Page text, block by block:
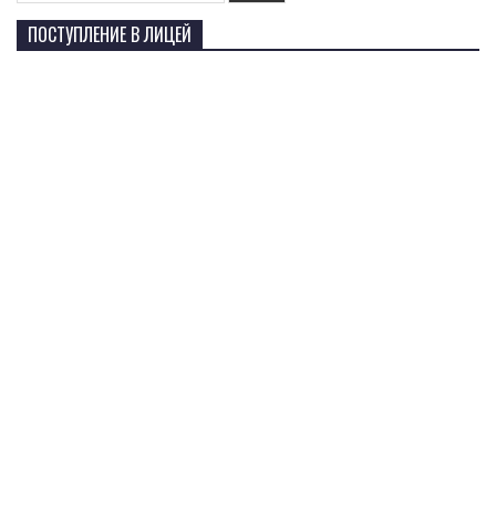
ПОСТУПЛЕНИЕ В ЛИЦЕЙ